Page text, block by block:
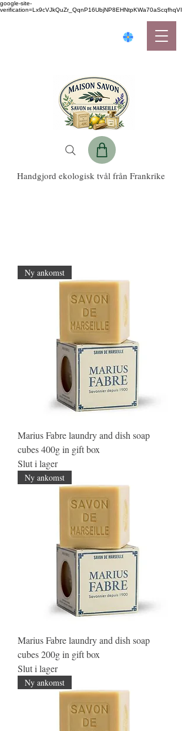
google-site-
verification=Lx9cVJkQuZr_QqnP16UbjNP8EHNtpKWa70aScqfhqVI
Handgjord ekologisk tvål från Frankrike
Ny ankomst
Marius Fabre laundry and dish soap
cubes 400g in gift box
Slut i lager
Ny ankomst
Marius Fabre laundry and dish soap
cubes 200g in gift box
Slut i lager
Ny ankomst